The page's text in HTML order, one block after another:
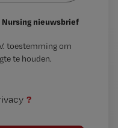
Nursing nieuwsbrief
toestemming om
te houden.
?